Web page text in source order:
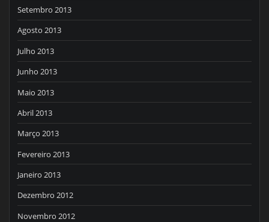
Setembro 2013
Agosto 2013
Julho 2013
Junho 2013
Maio 2013
Abril 2013
Março 2013
Fevereiro 2013
Janeiro 2013
Dezembro 2012
Novembro 2012